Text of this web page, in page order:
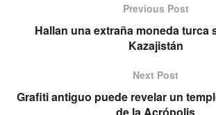
Previous Post
Hallan una extraña moneda turca
Kazajistán
Next Post
Grafiti antiguo puede revelar un
de la Acrópolis